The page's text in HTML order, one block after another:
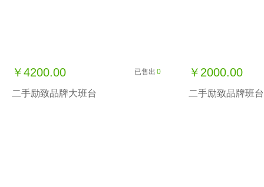
￥4200.00 已售出 0
二手励致品牌大班台
￥2000.00
二手励致品牌班台